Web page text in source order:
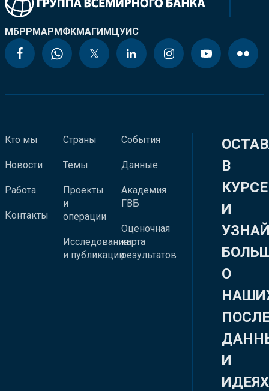
МБРРМАРМФКМАГИМЦУИС
Кто мы
Новости
Работа
Контакты
Страны
Темы
Проекты
и
операции
Исследования
и публикации
События
Данные
Академия
ГВБ
Оценочная
карта
результатов
В
КУРСЕ
И
О
И
ИДЕЯХ